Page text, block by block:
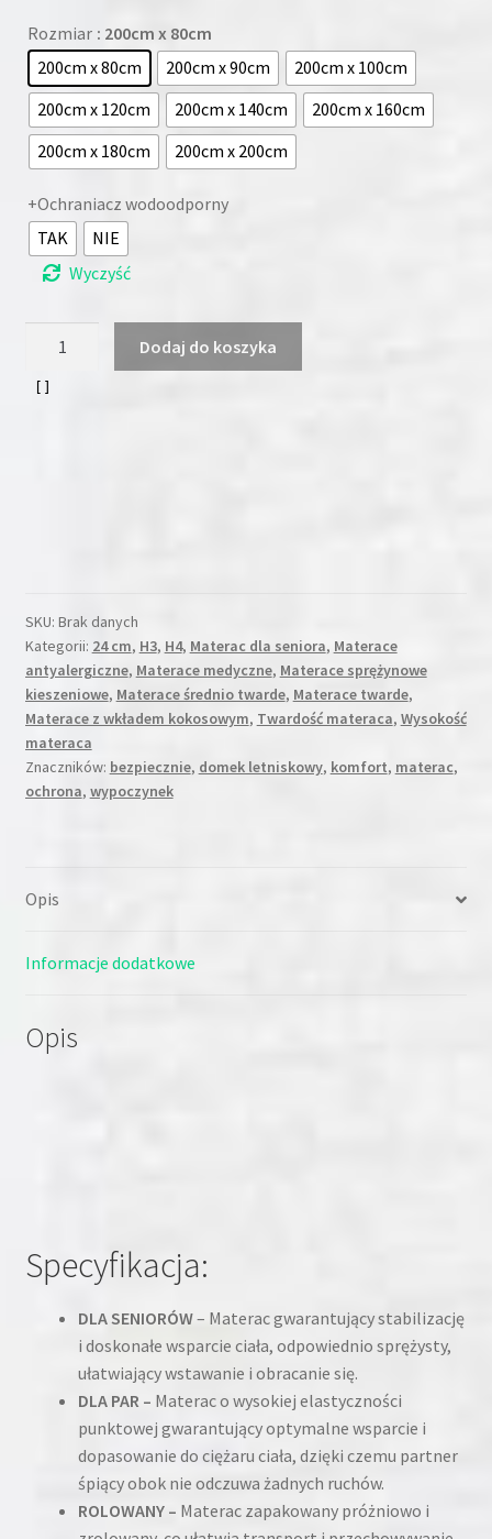
Rozmiar : 200cm x 80cm
200cm x 80cm
200cm x 90cm
200cm x 100cm
200cm x 120cm
200cm x 140cm
200cm x 160cm
200cm x 180cm
200cm x 200cm
+Ochraniacz wodoodporny
TAK
NIE
Wyczyść
Natural
Dodaj do koszyka
SKU: Brak danych
Kategorii: 24 cm, H3, H4, Materac dla seniora, Materace
antyalergiczne, Materace medyczne, Materace sprężynowe
kieszeniowe, Materace średnio twarde, Materace twarde,
Materace z wkładem kokosowym, Twardość materaca, Wysokość
materaca
Znaczników: bezpiecznie, domek letniskowy, komfort, materac,
ochrona, wypoczynek
Opis
Informacje dodatkowe
Opis
Specyfikacja:
DLA SENIORÓW– Materac gwarantujący stabilizację
i doskonałe wsparcie ciała, odpowiednio sprężysty,
ułatwiający wstawanie i obracanie się.
DLA PAR – Materac o wysokiej elastyczności
punktowej gwarantujący optymalne wsparcie i
dopasowanie do ciężaru ciała, dzięki czemu partner
śpiący obok nie odczuwa żadnych ruchów.
ROLOWANY – Materac zapakowany próżniowo i